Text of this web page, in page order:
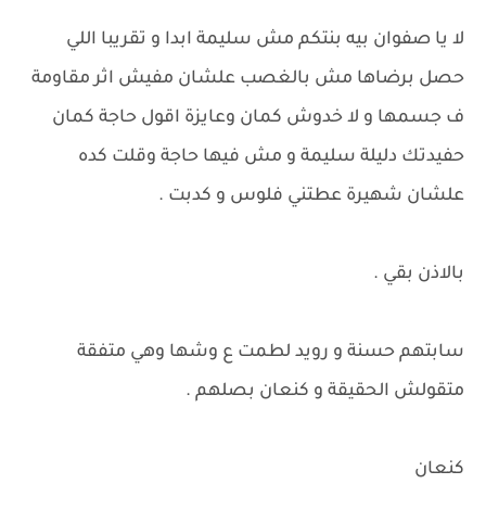
لا يا صفوان بيه بنتكم مش سليمة ابدا و تقريبا اللي
حصل برضاها مش بالغصب علشان مفيش اثر مقاومة
ف جسمها و لا خدوش كمان وعايزة اقول حاجة كمان
حفيدتك دليلة سليمة و مش فيها حاجة وقلت كده
علشان شهيرة عطتني فلوس و كدبت .
بالاذن بقي .
سابتهم حسنة و رويد لطمت ع وشها وهي متفقة
متقولش الحقيقة و كنعان بصلهم .
كنعان